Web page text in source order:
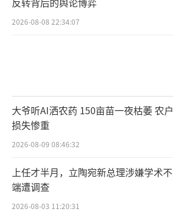
2026-08-08 22:34:07
大爷听AI洒农药 150亩苗一夜枯萎 农户
损失惨重
2026-08-09 08:46:32
上任才半月，立陶宛新总理涉嫌学术不
端遭调查
2026-08-03 11:20:31